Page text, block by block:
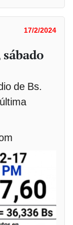
17/2/2024
de Bs.